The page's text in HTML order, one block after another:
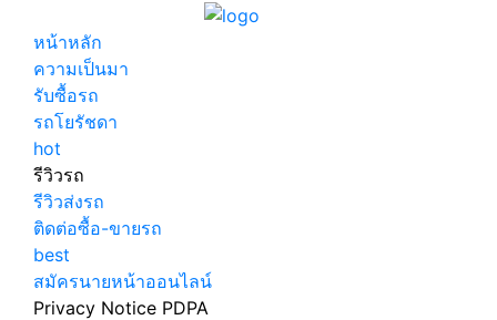
หน้าหลัก
ความเป็นมา
รับซื้อรถ
รถโยรัชดา
hot
รีวิวรถ
รีวิวส่งรถ
ติดต่อซื้อ-ขายรถ
best
สมัครนายหน้าออนไลน์
Privacy Notice PDPA